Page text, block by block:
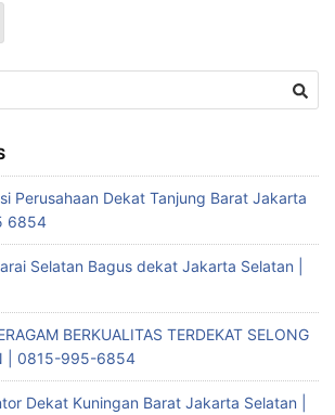
Perusahaan Dekat Tanjung Barat Jakarta
6854
Selatan Bagus dekat Jakarta Selatan |
BERKUALITAS TERDEKAT SELONG
| 0815-995-6854
Dekat Kuningan Barat Jakarta Selatan |